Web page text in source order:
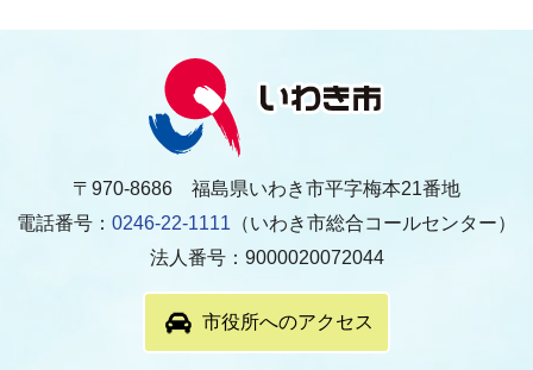
〒970-8686 福島県いわき市平字梅本21番地
電話番号： 0246-22-1111 （いわき市総合コールセンター）
法人番号：9000020072044
市役所へのアクセス